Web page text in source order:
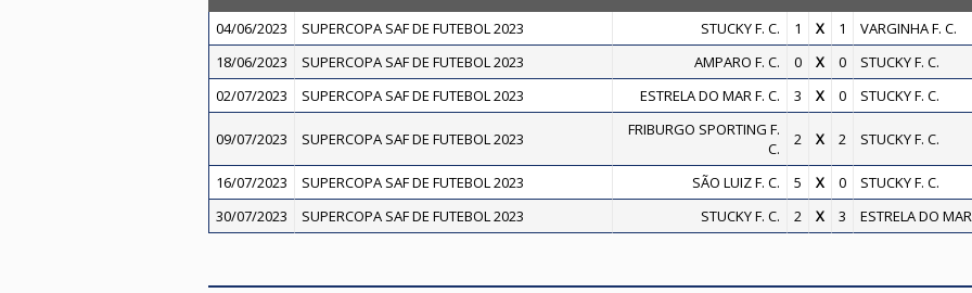
04/06/2023 SUPERCOPA SAF DE FUTEBOL 2023 STUCKY F. C. 1 X 1 VARGINHA F. C.
18/06/2023
SUPERCOPA SAF DE FUTEBOL 2023 AMPARO F. C. 0 X 0 STUCKY F. C.
02/07/2023
SUPERCOPA SAF DE FUTEBOL 2023 ESTRELA DO MAR F. C. 3 X 0 STUCKY F. C.
09/07/2023 SUPERCOPA SAF DE FUTEBOL 2023
FRIBURGO SPORTING F.
C.
2 X 2 STUCKY F. C.
16/07/2023 SUPERCOPA SAF DE FUTEBOL 2023 SÃO LUIZ F. C. 5 X 0 STUCKY F. C.
30/07/2023
SUPERCOPA SAF DE FUTEBOL 2023 STUCKY F. C. 2 X 3 ESTRELA DO